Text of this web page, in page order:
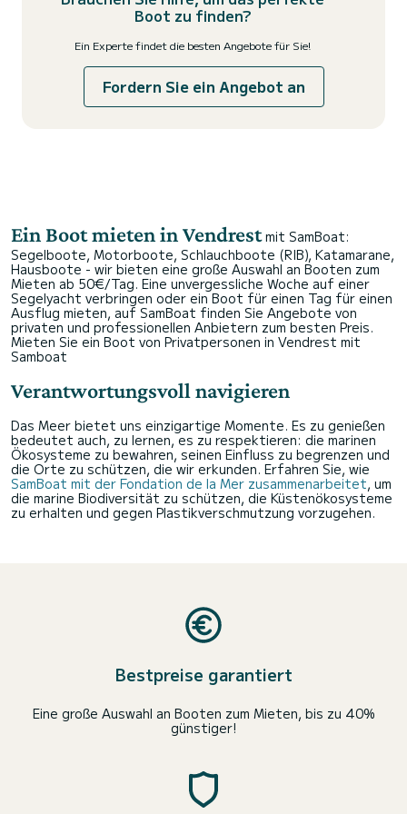
Boot zu finden?
Ein Experte findet die besten Angebote für Sie!
Fordern Sie ein Angebot an
Ein Boot mieten in Vendrest mit SamBoat:
Segelboote, Motorboote, Schlauchboote (RIB), Katamarane,
Hausboote - wir bieten eine große Auswahl an Booten zum
Mieten ab 50€/Tag. Eine unvergessliche Woche auf einer
Segelyacht verbringen oder ein Boot für einen Tag für einen
Ausflug mieten, auf SamBoat finden Sie Angebote von
privaten und professionellen Anbietern zum besten Preis.
Mieten Sie ein Boot von Privatpersonen in Vendrest mit
Samboat
Verantwortungsvoll navigieren
Das Meer bietet uns einzigartige Momente. Es zu genießen
bedeutet auch, zu lernen, es zu respektieren: die marinen
Ökosysteme zu bewahren, seinen Einfluss zu begrenzen und
die Orte zu schützen, die wir erkunden. Erfahren Sie, wie
SamBoat mit der Fondation de la Mer zusammenarbeitet, um
die marine Biodiversität zu schützen, die Küstenökosysteme
zu erhalten und gegen Plastikverschmutzung vorzugehen.
Bestpreise garantiert
Eine große Auswahl an Booten zum Mieten, bis zu 40%
günstiger!